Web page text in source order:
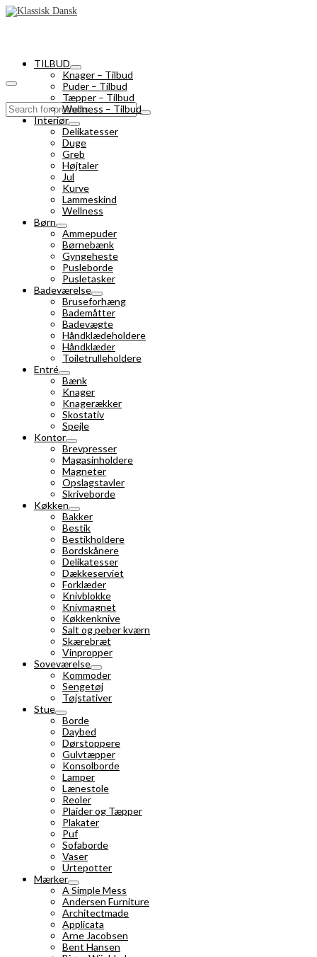
Search
for:
TILBUD
Knager – Tilbud
Puder – Tilbud
Tæpper – Tilbud
Wellness – Tilbud
Interiør
Delikatesser
Duge
Greb
Højtaler
Jul
Kurve
Lammeskind
Wellness
Børn
Ammepuder
Børnebænk
Gyngeheste
Pusleborde
Pusletasker
Badeværelse
Bruseforhæng
Bademåtter
Badevægte
Håndklædeholdere
Håndklæder
Toiletrulleholdere
Entré
Bænk
Knager
Knagerækker
Skostativ
Spejle
Kontor
Brevpresser
Magasinholdere
Magneter
Opslagstavler
Skriveborde
Køkken
Bakker
Bestik
Bestikholdere
Bordskånere
Delikatesser
Dækkeserviet
Forklæder
Knivblokke
Knivmagnet
Køkkenknive
Salt og peber kværn
Skærebræt
Vinpropper
Soveværelse
Kommoder
Sengetøj
Tøjstativer
Stue
Borde
Daybed
Dørstoppere
Gulvtæpper
Konsolborde
Lamper
Lænestole
Reoler
Plaider og Tæpper
Plakater
Puf
Sofaborde
Vaser
Urtepotter
Mærker
A Simple Mess
Andersen Furniture
Architectmade
Applicata
Arne Jacobsen
Bent Hansen